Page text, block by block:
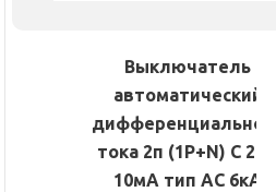
Выключатель
автоматический
дифференциального
тока 2п (1P+N) C 20А
10мА тип AC 6кА